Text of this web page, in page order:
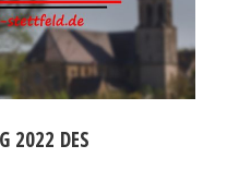
2022 DES